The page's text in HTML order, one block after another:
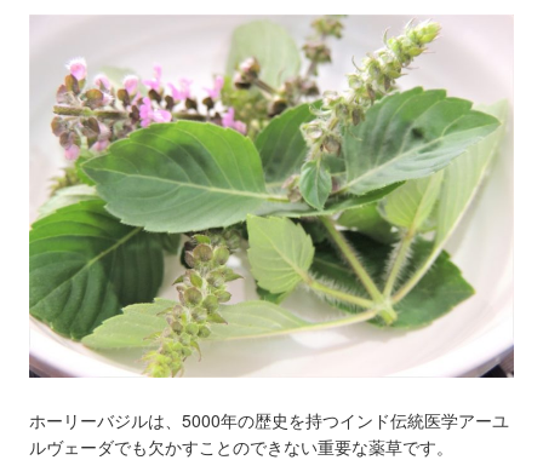
ホーリーバジルは、5000年の歴史を持つインド伝統医学アーユ
ルヴェーダでも欠かすことのできない重要な薬草です。